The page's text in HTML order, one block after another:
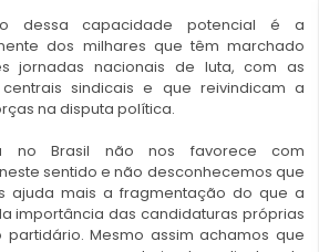
dessa capacidade potencial é a
dos milhares que têm marchado
jornadas nacionais de luta, com as
sindicais e que reivindicam a
na disputa política.
no Brasil não nos favorece com
sentido e não desconhecemos que
ajuda mais a fragmentação do que a
importância das candidaturas próprias
Mesmo assim achamos que